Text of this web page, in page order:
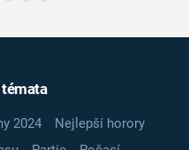
2024
Nejlepší horory